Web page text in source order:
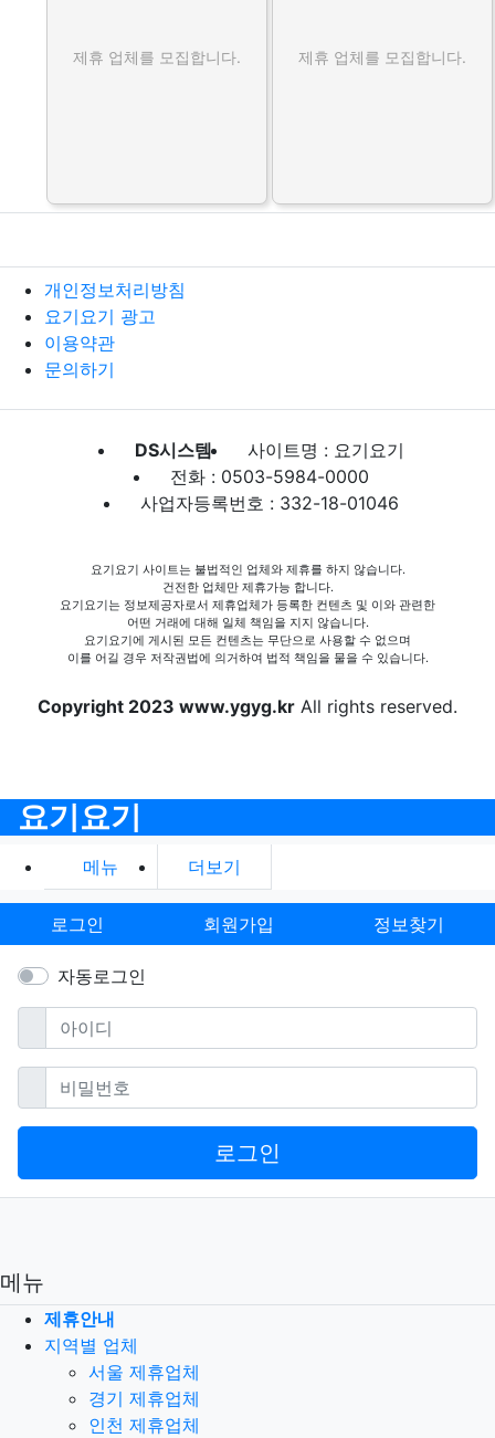
제휴 업체를 모집합니다. 제휴 업체를 모집합니다.
개인정보처리방침
요기요기 광고
이용약관
문의하기
DS시스템
사이트명 : 요기요기
전화 : 0503-5984-0000
사업자등록번호 : 332-18-01046
요기요기 사이트는 불법적인 업체와 제휴를 하지 않습니다.
건전한 업체만 제휴가능 합니다.
요기요기는 정보제공자로서 제휴업체가 등록한 컨텐츠 및 이와 관련한
어떤 거래에 대해 일체 책임을 지지 않습니다.
요기요기에 게시된 모든 컨텐츠는 무단으로 사용할 수 없으며
이를 어길 경우 저작권법에 의거하여 법적 책임을 물을 수 있습니다.
Copyright 2023 www.ygyg.kr All rights reserved.
요기요기
메뉴 더보기
로그인 회원가입 정보찾기
자동로그인
아이디필수
비밀번호필수
로그인
메뉴
제휴안내
지역별 업체
서울 제휴업체
경기 제휴업체
인천 제휴업체